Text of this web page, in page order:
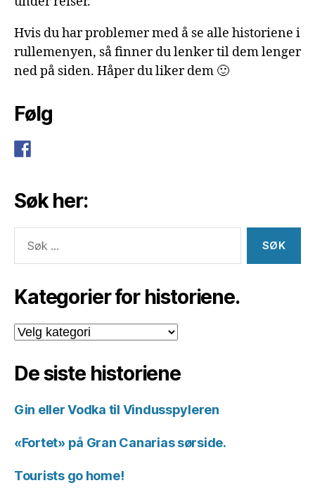
Hvis du har problemer med å se alle historiene i
rullemenyen, så finner du lenker til dem lenger
ned på siden. Håper du liker dem 🙂
Følg
Søk her:
etter:
Kategorier for historiene.
Kategorier
for
De siste historiene
Gin eller Vodka til Vindusspyleren
«Fortet» på Gran Canarias sørside.
Tourists go home!